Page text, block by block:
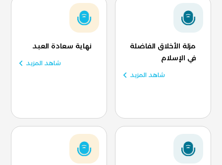
مزلة الأخلاق الفاضلة
في الإسلام
شاهد المزيد
نهاية سعادة العبد
شاهد المزيد